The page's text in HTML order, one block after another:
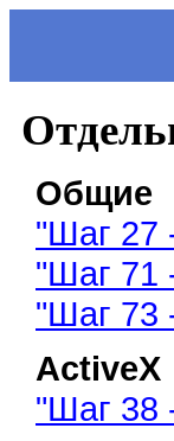
Общие
"Шаг 27
"Шаг 71
"Шаг 73
ActiveX
"Шаг 38